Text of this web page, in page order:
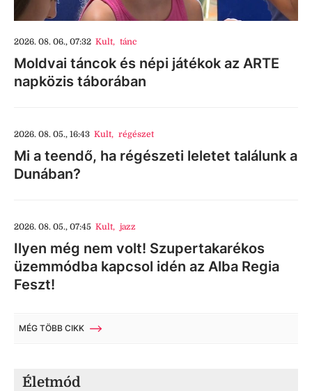
2026. 08. 06., 07:32 Kult, tánc
Moldvai táncok és népi játékok az ARTE
napközis táborában
2026. 08. 05., 16:43 Kult, régészet
Mi a teendő, ha régészeti leletet találunk a
Dunában?
2026. 08. 05., 07:45 Kult, jazz
Ilyen még nem volt! Szupertakarékos
üzemmódba kapcsol idén az Alba Regia
Feszt!
MÉG TÖBB CIKK
Életmód